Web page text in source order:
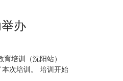
办
培训（沈阳站）
次培训。 培训开始